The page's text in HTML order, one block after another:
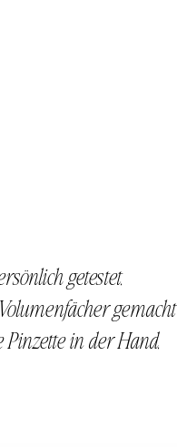
getestet,
gemacht
Pinzette in der Hand,